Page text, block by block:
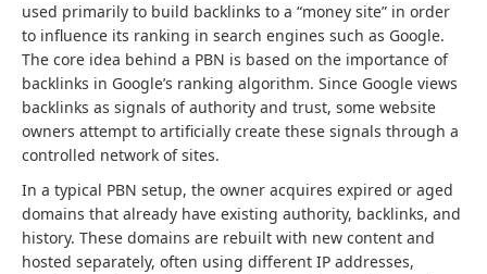
used primarily to build backlinks to a “money site” in order
to influence its ranking in search engines such as Google.
The core idea behind a PBN is based on the importance of
backlinks in Google’s ranking algorithm. Since Google views
backlinks as signals of authority and trust, some website
owners attempt to artificially create these signals through a
controlled network of sites.
In a typical PBN setup, the owner acquires expired or aged
domains that already have existing authority, backlinks, and
history. These domains are rebuilt with new content and
hosted separately, often using different IP addresses,